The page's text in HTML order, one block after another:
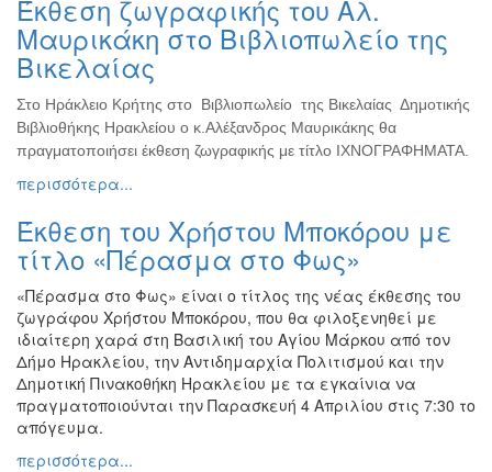
Ζωγραφική
Φωτογραφία
Τραγούδι
Μουσική
Κινηματογράφος
Χορός
Παζάρι
Ειδών
Συνέδρια
Ημερίδες
-
Διημερίδες
Σεμινάρια-
Διαλέξεις-
Ομιλίες
Έκθεση ζωγραφικής του Αλ.
Μαυρικάκη στο Βιβλιοπωλείο της
Βικελαίας
Στο Ηράκλειο Κρήτης στο Βιβλιοπωλείο της Βικελαίας Δημοτικής
Βιβλιοθήκης Ηρακλείου ο κ.Αλέξανδρος Μαυρικάκης θα
πραγματοποιήσει έκθεση ζωγραφικής με τίτλο ΙΧΝΟΓΡΑΦΗΜΑΤΑ.
περισσότερα...
Έκθεση του Χρήστου Μποκόρου με
τίτλο «Πέρασμα στο Φως»
«Πέρασμα στο Φως» είναι ο τίτλος της νέας έκθεσης του
ζωγράφου Χρήστου Μποκόρου, που θα φιλοξενηθεί με
ιδιαίτερη χαρά στη Βασιλική του Αγίου Μάρκου από τον
Δήμο Ηρακλείου, την Αντιδημαρχία Πολιτισμού και την
Δημοτική Πινακοθήκη Ηρακλείου με τα εγκαίνια να
πραγματοποιούνται την Παρασκευή 4 Απριλίου στις 7:30 το
απόγευμα.
περισσότερα...